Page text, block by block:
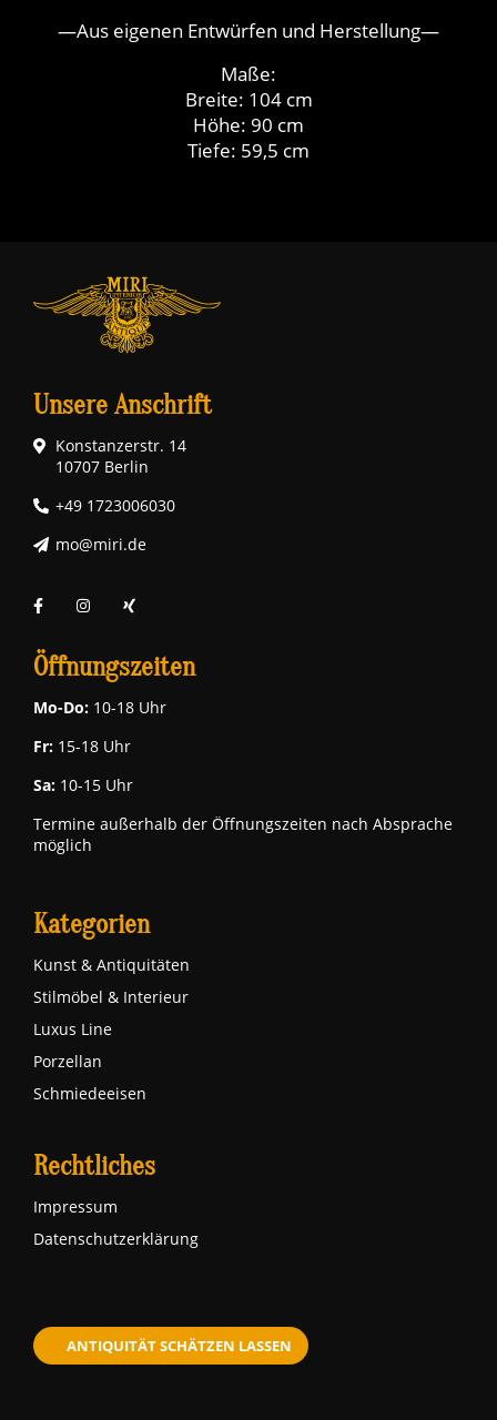
—Aus eigenen Entwürfen und Herstellung—
Maße:
Breite: 104 cm
Höhe: 90 cm
Tiefe: 59,5 cm
Unsere Anschrift
Konstanzerstr. 14
10707 Berlin
+49 1723006030
mo@miri.de
Öffnungszeiten
Mo-Do: 10-18 Uhr
Fr: 15-18 Uhr
Sa: 10-15 Uhr
Termine außerhalb der Öffnungszeiten nach Absprache
möglich
Kategorien
Kunst & Antiquitäten
Stilmöbel & Interieur
Luxus Line
Porzellan
Schmiedeeisen
Rechtliches
Impressum
Datenschutzerklärung
ANTIQUITÄT SCHÄTZEN LASSEN